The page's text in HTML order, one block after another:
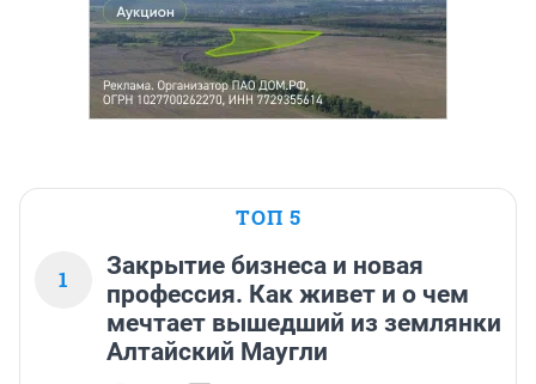
ТОП 5
1
Закрытие бизнеса и новая
профессия. Как живет и о чем
мечтает вышедший из землянки
Алтайский Маугли